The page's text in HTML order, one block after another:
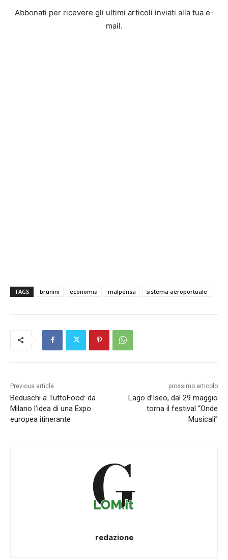
Abbonati per ricevere gli ultimi articoli inviati alla tua e-
mail.
TAGS brunini economia malpensa sistema aeroportuale
Previous article
Beduschi a TuttoFood: da
Milano l’idea di una Expo
europea itinerante
prossimo articolo
Lago d’Iseo, dal 29 maggio
torna il festival “Onde
Musicali”
redazione